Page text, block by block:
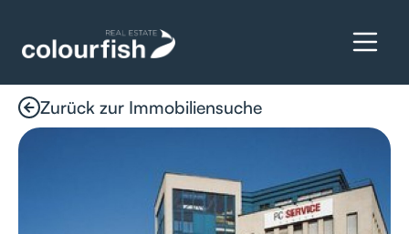
Zurück zur Immobiliensuche
Details anfragen